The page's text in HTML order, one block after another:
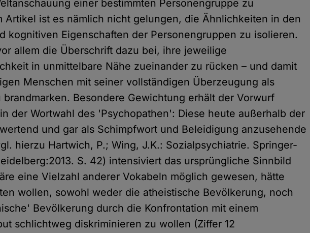
einer bestimmten Personengruppe zu
Artikel ist es nämlich nicht gelungen, die Ähnlichkeiten in den
kognitiven Eigenschaften der Personengruppen zu isolieren.
allem die Überschrift dazu bei, ihre jeweilige
in unmittelbare Nähe zueinander zu rücken – und damit
Menschen mit seiner vollständigen Überzeugung als
brandmarken. Besondere Gewichtung erhält der Vorwurf
der Wortwahl des 'Psychopathen': Diese heute außerhalb der
und gar als Schimpfwort und Beleidigung anzusehende
hierzu Hartwich, P.; Wing, J.K.: Sozialpsychiatrie. Springer-
S. 42) intensiviert das ursprüngliche Sinnbild
eine Vielzahl anderer Vokabeln möglich gewesen, hätte
wollen, sowohl weder die atheistische Bevölkerung, noch
Bevölkerung durch die Konfrontation mit einem
schlichtweg diskriminieren zu wollen (Ziffer 12